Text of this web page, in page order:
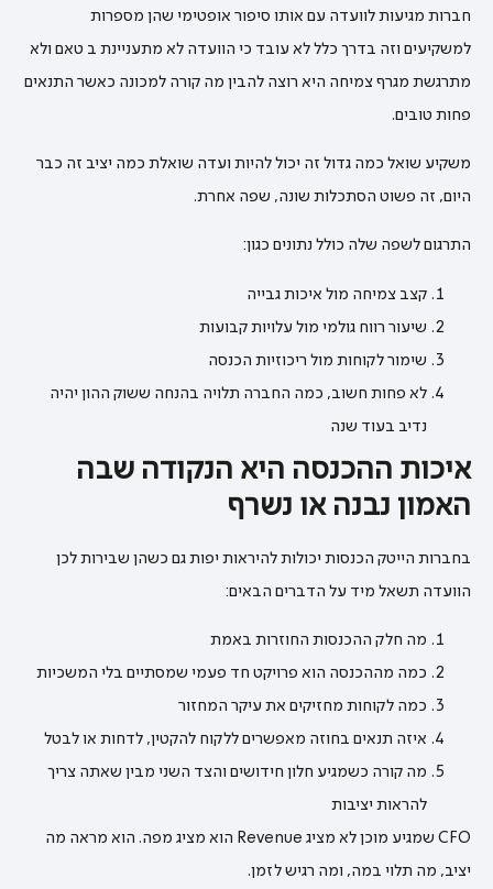
חברות מגיעות לוועדה עם אותו סיפור אופטימי שהן מספרות
למשקיעים וזה בדרך כלל לא עובד כי הוועדה לא מתעניינת ב טאם ולא
מתרגשת מגרף צמיחה היא רוצה להבין מה קורה למכונה כאשר התנאים
פחות טובים.
משקיע שואל כמה גדול זה יכול להיות ועדה שואלת כמה יציב זה כבר
היום, זה פשוט הסתכלות שונה, שפה אחרת.
התרגום לשפה שלה כולל נתונים כגון:
קצב צמיחה מול איכות גבייה
שיעור רווח גולמי מול עלויות קבועות
שימור לקוחות מול ריכוזיות הכנסה
לא פחות חשוב, כמה החברה תלויה בהנחה ששוק ההון יהיה
נדיב בעוד שנה
איכות ההכנסה היא הנקודה שבה
האמון נבנה או נשרף
בחברות הייטק הכנסות יכולות להיראות יפות גם כשהן שבירות לכן
הוועדה תשאל מיד על הדברים הבאים:
מה חלק ההכנסות החוזרות באמת
כמה מההכנסה הוא פרויקט חד פעמי שמסתיים בלי המשכיות
כמה לקוחות מחזיקים את עיקר המחזור
איזה תנאים בחוזה מאפשרים ללקוח להקטין, לדחות או לבטל
מה קורה כשמגיע חלון חידושים והצד השני מבין שאתה צריך
להראות יציבות
CFO שמגיע מוכן לא מציג Revenue הוא מציג מפה. הוא מראה מה
יציב, מה תלוי במה, ומה רגיש לזמן.